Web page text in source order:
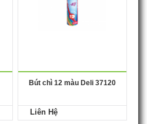
Bút chì 12 màu Deli 37120
Liên Hệ